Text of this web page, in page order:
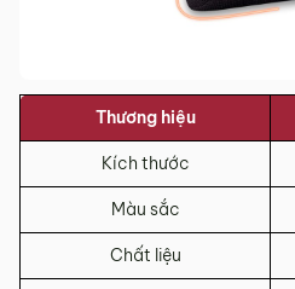
Thương hiệu
Kích thước
Màu sắc
Chất liệu